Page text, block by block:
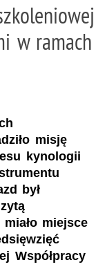
w ramach
misję
kynologii
był
miejsce
Współpracy